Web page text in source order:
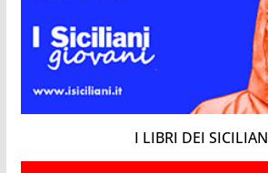
I LIBRI DEI